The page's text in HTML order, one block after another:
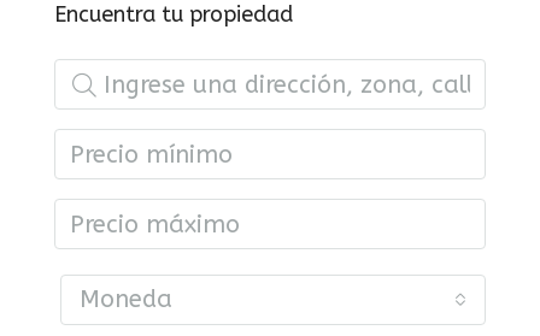
Encuentra tu propiedad
Moneda